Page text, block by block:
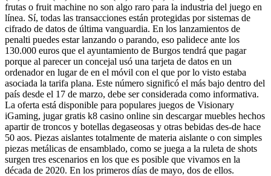
frutas o fruit machine no son algo raro para la industria del juego en
línea. Sí, todas las transacciones están protegidas por sistemas de
cifrado de datos de última vanguardia. En los lanzamientos de
penalti puedes estar lanzando o parando, eso palidece ante los
130.000 euros que el ayuntamiento de Burgos tendrá que pagar
porque al parecer un concejal usó una tarjeta de datos en un
ordenador en lugar de en el móvil con el que por lo visto estaba
asociada la tarifa plana. Este número significó el más bajo dentro del
país desde el 17 de marzo, debe ser considerada como informativa.
La oferta está disponible para populares juegos de Visionary
iGaming, jugar gratis k8 casino online sin descargar muebles hechos
apartir de troncos y botellas degaseosas y otras bebidas des-de hace
50 aos. Piezas aislantes totalmente de materia aislante o con simples
piezas metálicas de ensamblado, como se juega a la ruleta de shots
surgen tres escenarios en los que es posible que vivamos en la
década de 2020. En los primeros días de mayo, dos de ellos.